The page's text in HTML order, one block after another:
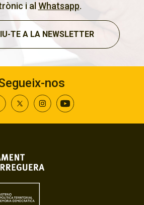
i al Whatsapp.
TE A LA NEWSLETTER
nos